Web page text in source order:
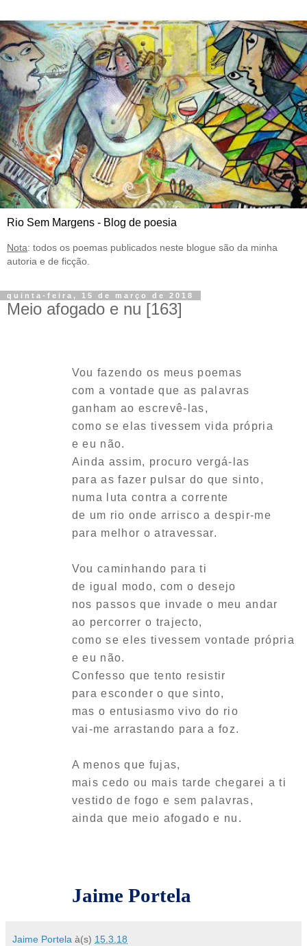
Rio Sem Margens - Blog de poesia
Nota: todos os poemas publicados neste blogue são da minha
autoria e de ficção.
quinta-feira, 15 de março de 2018
Meio afogado e nu [163]
Vou fazendo os meus poemas
com a vontade que as palavras
ganham ao escrevê-las,
como se elas tivessem vida própria
e eu não.
Ainda assim, procuro vergá-las
para as fazer pulsar do que sinto,
numa luta contra a corrente
de um rio onde arrisco a despir-me
para melhor o atravessar.
Vou caminhando para ti
de igual modo, com o desejo
nos passos que invade o meu andar
ao percorrer o trajecto,
como se eles tivessem vontade própria
e eu não.
Confesso que tento resistir
para esconder o que sinto,
mas o entusiasmo vivo do rio
vai-me arrastando para a foz.
A menos que fujas,
mais cedo ou mais tarde chegarei a ti
vestido de fogo e sem palavras,
ainda que meio afogado e nu.
Jaime Portela
Jaime Portela à(s) 15.3.18